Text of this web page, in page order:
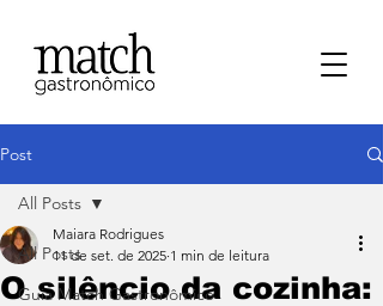
Post
All Posts
⁠Guia Match Gastronômico
All Posts
O silêncio da cozinha:
Maiara Rodrigues
11 de set. de 2025 1 min de leitura